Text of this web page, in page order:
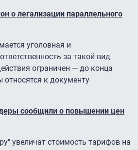
о легализации параллельного
уголовная и
за такой вид
ограничен — до конца
относятся к документу
сообщили о повышении цен
увеличат стоимость тарифов на